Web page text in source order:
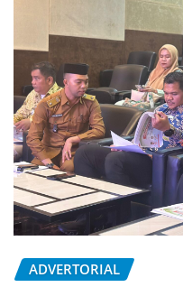
ADVERTORIAL